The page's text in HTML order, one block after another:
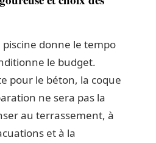
donne le tempo
le budget.
pour le béton, la coque
ne sera pas la
au terrassement, à
et à la